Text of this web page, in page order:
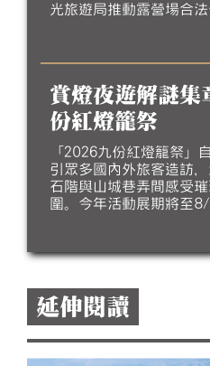
光旅遊局推動露營場合
者完善場地設施、強化
質，邀請民眾今夏走進
閒與美好。
賞燈夜遊解謎
份紅燈籠祭
「2026九份紅燈籠祭」
引眾多國內外旅客造訪
石階與山城巷弄間感受
圍。今年活動展期將至8/
入倒數階段，誠摯邀請
走訪九份欣賞夜間燈飾
力。
延伸閱讀